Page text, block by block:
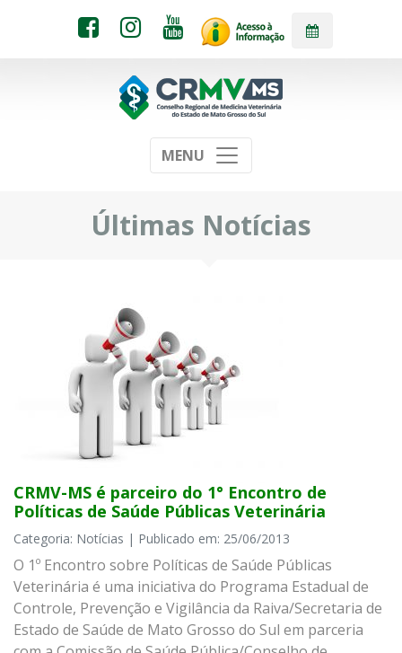
MENU
Últimas Notícias
CRMV-MS é parceiro do 1° Encontro de
Políticas de Saúde Públicas Veterinária
Categoria: Notícias | Publicado em: 25/06/2013
O 1º Encontro sobre Políticas de Saúde Públicas
Veterinária é uma iniciativa do Programa Estadual de
Controle, Prevenção e Vigilância da Raiva/Secretaria de
Estado de Saúde de Mato Grosso do Sul em parceria